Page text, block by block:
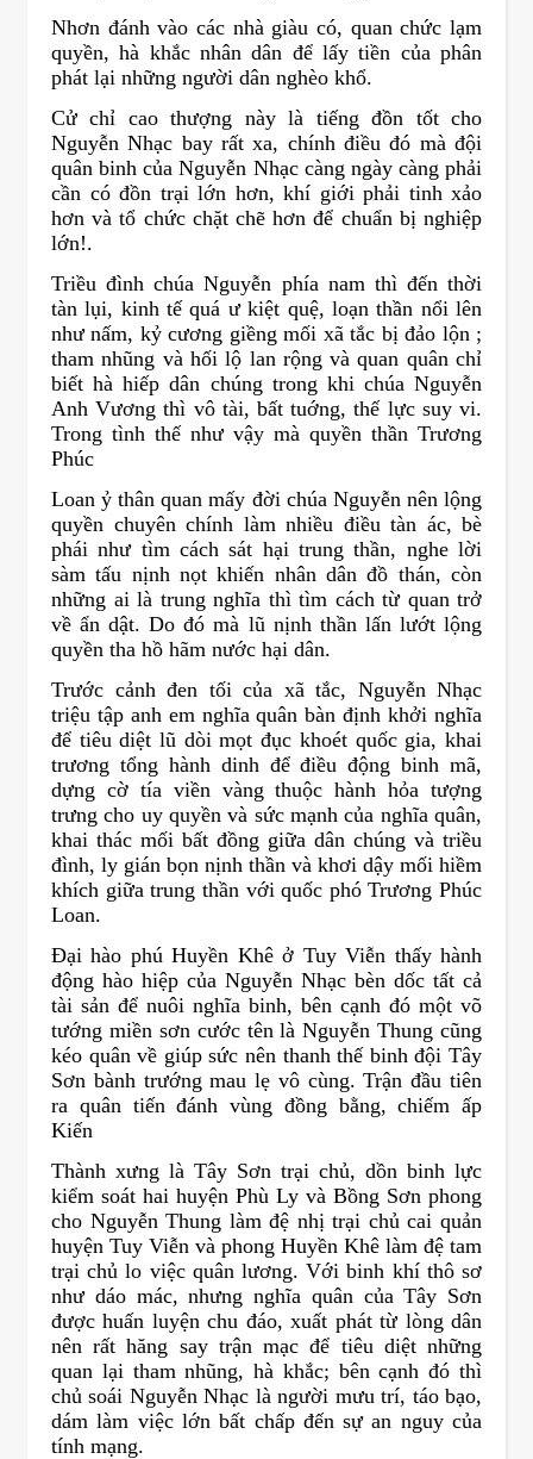
Nhơn đánh vào các nhà giàu có, quan chức lạm
quyền, hà khắc nhân dân để lấy tiền của phân
phát lại những người dân nghèo khổ.
Cử chỉ cao thượng này là tiếng đồn tốt cho
Nguyễn Nhạc bay rất xa, chính điều đó mà đội
quân binh của Nguyễn Nhạc càng ngày càng phải
cần có đồn trại lớn hơn, khí giới phải tinh xảo
hơn và tổ chức chặt chẽ hơn để chuẩn bị nghiệp
lớn!.
Triều đình chúa Nguyễn phía nam thì đến thời
tàn lụi, kinh tế quá ư kiệt quệ, loạn thần nổi lên
như nấm, kỷ cương giềng mối xã tắc bị đảo lộn ;
tham nhũng và hối lộ lan rộng và quan quân chỉ
biết hà hiếp dân chúng trong khi chúa Nguyễn
Anh Vương thì vô tài, bất tuớng, thế lực suy vi.
Trong tình thế như vậy mà quyền thần Trương
Phúc
Loan ỷ thân quan mấy đời chúa Nguyễn nên lộng
quyền chuyên chính làm nhiều điều tàn ác, bè
phái như tìm cách sát hại trung thần, nghe lời
sàm tấu nịnh nọt khiến nhân dân đồ thán, còn
những ai là trung nghĩa thì tìm cách từ quan trở
về ẩn dật. Do đó mà lũ nịnh thần lấn lướt lộng
quyền tha hồ hãm nước hại dân.
Trước cảnh đen tối của xã tắc, Nguyễn Nhạc
triệu tập anh em nghĩa quân bàn định khởi nghĩa
để tiêu diệt lũ dòi mọt đục khoét quốc gia, khai
trương tổng hành dinh để điều động binh mã,
dựng cờ tía viền vàng thuộc hành hỏa tượng
trưng cho uy quyền và sức mạnh của nghĩa quân,
khai thác mối bất đồng giữa dân chúng và triều
đình, ly gián bọn nịnh thần và khơi dậy mối hiềm
khích giữa trung thần với quốc phó Trương Phúc
Loan.
Đại hào phú Huyền Khê ở Tuy Viễn thấy hành
động hào hiệp của Nguyễn Nhạc bèn dốc tất cả
tài sản để nuôi nghĩa binh, bên cạnh đó một võ
tướng miền sơn cước tên là Nguyễn Thung cũng
kéo quân về giúp sức nên thanh thế binh đội Tây
Sơn bành trướng mau lẹ vô cùng. Trận đầu tiên
ra quân tiến đánh vùng đồng bằng, chiếm ấp
Kiến
Thành xưng là Tây Sơn trại chủ, dồn binh lực
kiểm soát hai huyện Phù Ly và Bồng Sơn phong
cho Nguyễn Thung làm đệ nhị trại chủ cai quản
huyện Tuy Viễn và phong Huyền Khê làm đệ tam
trại chủ lo việc quân lương. Với binh khí thô sơ
như dáo mác, nhưng nghĩa quân của Tây Sơn
được huấn luyện chu đáo, xuất phát từ lòng dân
nên rất hăng say trận mạc để tiêu diệt những
quan lại tham nhũng, hà khắc; bên cạnh đó thì
chủ soái Nguyễn Nhạc là người mưu trí, táo bạo,
dám làm việc lớn bất chấp đến sự an nguy của
tính mạng.